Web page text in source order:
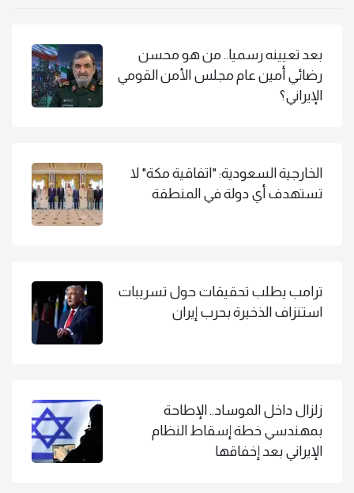
بعد تعيينه رسميا.. من هو محسن
رضائي أمين عام مجلس الأمن القومي
الإيراني؟
الخارجية السعودية: "اتفاقية مكة" لا
تستهدف أي دولة في المنطقة
ترامب يطلب تحقيقات حول تسريبات
استنزاف الذخيرة بحرب إيران
زلزال داخل الموساد.. الإطاحة
بمهندسي خطة إسقاط النظام
الإيراني بعد إخفاقها